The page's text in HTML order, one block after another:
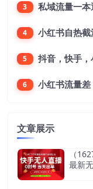
3 私域流量一本
4 小红书自热
5
6 小红书流量
文章展示
（
最新